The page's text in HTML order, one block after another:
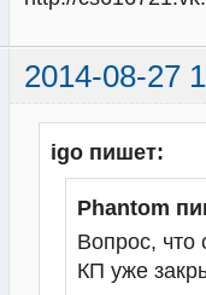
2014-08-27
igo пишет:
Phantom
Вопрос,
КП уже